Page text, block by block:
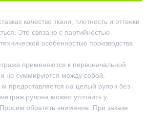
качество ткани, плотность и оттенки
Это связано с партийностью
особенностью производства
применяются к первоначальной
не суммируются между собой.
м предоставляется на целый рулон без
рулона можно уточнить у
обратить внимание. При заказе